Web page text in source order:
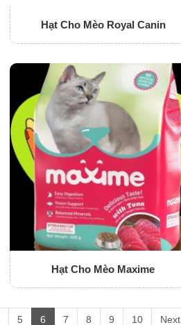
Hạt Cho Mèo Royal Canin
Hạt Cho Mèo Maxime
5 6 7 8 9 10 Next